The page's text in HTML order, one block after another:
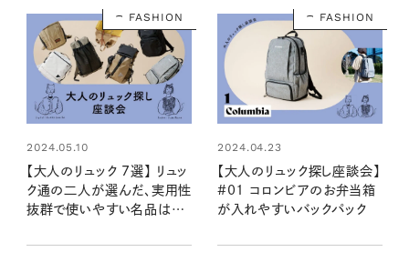
FASHION
2024.05.10
【大人のリュック 7選】 リュッ
ク通の二人が選んだ、実用性
抜群で使いやすい名品はコ
FASHION
2024.04.23
【大人のリュック探し座談会】
#01 コロンビアのお弁当箱
が入れやすいバックパック